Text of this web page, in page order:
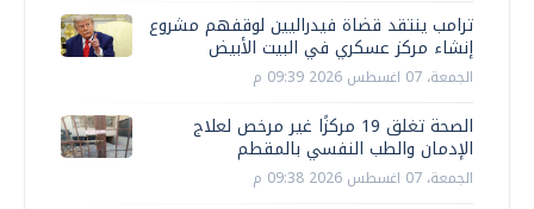
ترامب ينتقد قضاة فيدراليين لوقفهم مشروع
إنشاء مركز عسكري في البيت الأبيض
الجمعة، 07 اغسطس 2026 09:39 م
الصحة تغلق 19 مركزًا غير مرخص لعلاج
الإدمان والطب النفسي بالمقطم
الجمعة، 07 اغسطس 2026 09:38 م